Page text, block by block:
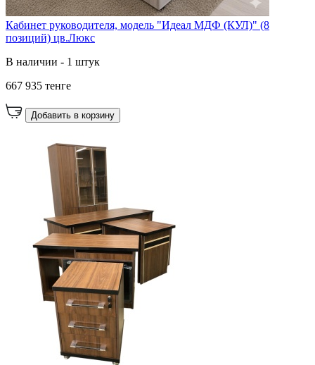
Кабинет руководителя, модель "Идеал МДФ (КУЛ)" (8
позиций) цв.Люкс
В наличии - 1 штук
667 935 тенге
Добавить в корзину